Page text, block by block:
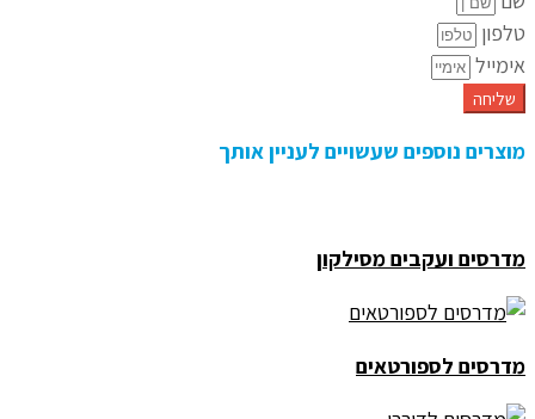
טלפון
אימייל
שליחה
מוצרים נוספים שעשויים לעניין אותך
מדרסים ועקבים מסילקון
מדרסים לספורטאים